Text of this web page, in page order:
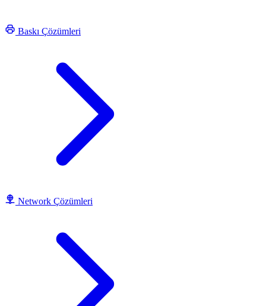
Baskı Çözümleri
Network Çözümleri